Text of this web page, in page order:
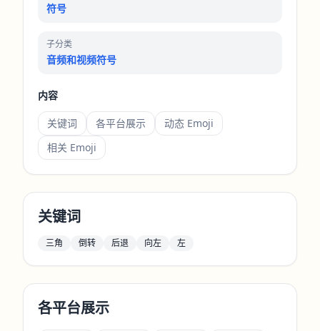
符号
子分类
音频和视频符号
内容
关键词 各平台展示
动态 Emoji
相关 Emoji
关键词
三角 倒转 后退 向左 左
各平台展示